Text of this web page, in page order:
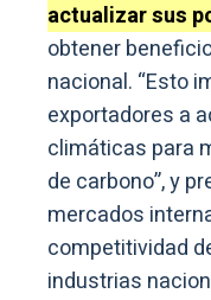
actualizar sus
obtener
nacional. “Esto
exportadores a
climáticas para
de carbono”, y
mercados
competitividad
industrias